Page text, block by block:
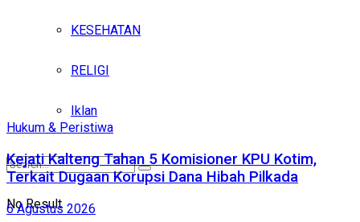
KESEHATAN
RELIGI
Iklan
No Result
Hukum & Peristiwa
Kejati Kalteng Tahan 5 Komisioner KPU Kotim,
Terkait Dugaan Korupsi Dana Hibah Pilkada
6 Agustus 2026